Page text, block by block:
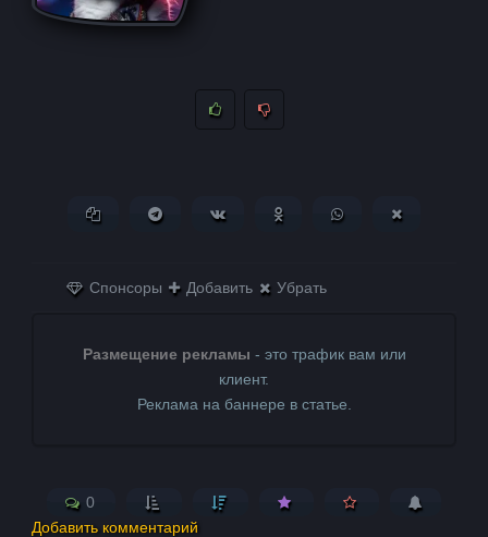
Копировать ссылкуПоделиться в Telegram
Поделиться ВКонтактеПоделиться в
Поделиться в
Спонсоры Добавить Убрать
Размещение рекламы - это трафик вам или
клиент.
Реклама на баннере в статье.
0
Добавить комментарий